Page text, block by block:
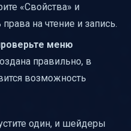
«Свойства» и
на чтение и запись.
меню
правильно, в
возможность
один, и шейдеры